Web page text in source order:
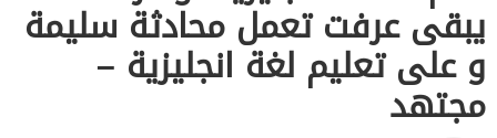
يبقى عرفت تعمل محادثة سليمة
و على تعليم لغة انجليزية –
مجتهد